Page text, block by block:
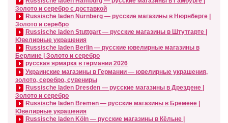
Золото и серебро с доставкой
Russische laden Nürnberg — русские магазины в Нюрнберге |
Золото и серебро
Russische laden Stuttgart — русские магазины в Штутгарте |
Ювелирные украшения
Russische laden Berlin — русские ювелирные магазины в
Берлине | Золото и серебро
русская ярмарка в германии 2026
Украинские магазины в Германии — ювелирные украшения,
золото, серебро, сувениры
Russische laden Dresden — русские магазины в Дрездене |
Золото и серебро
Russische laden Bremen — русские магазины в Бремене |
Ювелирные украшения
Russische laden Köln — русские магазины в Кёльне |